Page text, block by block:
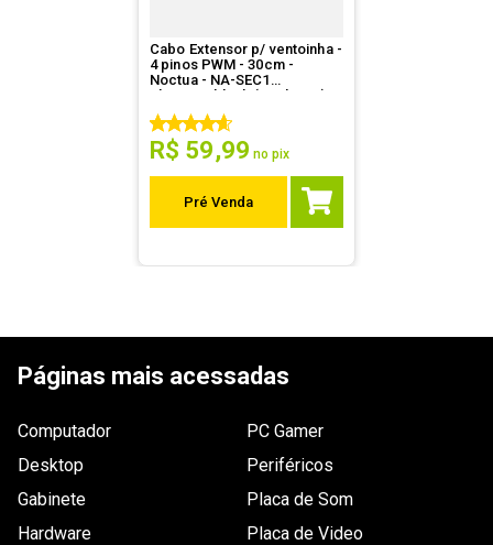
Cabo Extensor p/ ventoinha -
4 pinos PWM - 30cm -
Noctua - NA-SEC1
chromax.black (pack c/ 4)
R$ 59,99 no pix
Pré Venda
Páginas mais acessadas
Computador
Desktop
Gabinete
Hardware
PC Gamer
Periféricos
Placa de Som
Placa de Video